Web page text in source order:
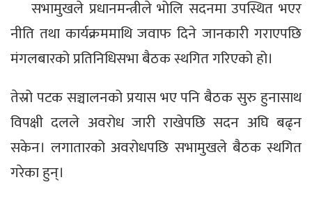
सभामुखले प्रधानमन्त्रीले भोलि सदनमा उपस्थित भएर
नीति तथा कार्यक्रममाथि जवाफ दिने जानकारी गराएपछि
मंगलबारको प्रतिनिधिसभा बैठक स्थगित गरिएको हो।
तेस्रो पटक सञ्चालनको प्रयास भए पनि बैठक सुरु हुनासाथ
विपक्षी दलले अवरोध जारी राखेपछि सदन अघि बढ्न
सकेन। लगातारको अवरोधपछि सभामुखले बैठक स्थगित
गरेका हुन्।